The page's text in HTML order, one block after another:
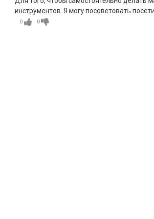
инструментов. Я могу посоветовать
0 0